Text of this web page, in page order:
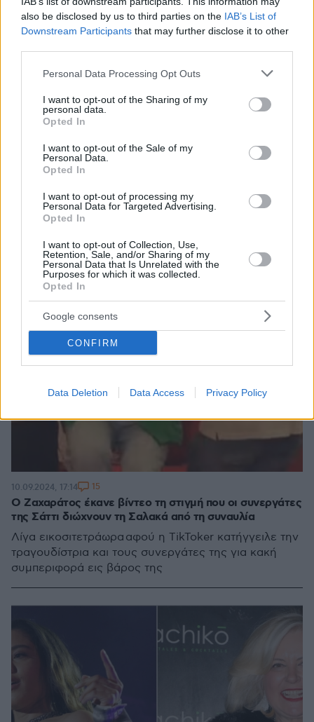
also be disclosed by us to third parties on the IAB’s List of
Downstream Participants that may further disclose it to other
Please note that this website/app uses one or more Google
not limited to your visit or usage behaviour. You may click to
grant or deny consent to Google and its third-party tags to
use your data for below specified purposes in below Google
consent section.
Personal Data Processing Opt Outs
I want to opt-out of the Sharing of my
personal data.
Opted In
I want to opt-out of the Sale of my
Personal Data.
Opted In
I want to opt-out of processing my
Personal Data for Targeted Advertising.
Opted In
I want to opt-out of Collection, Use,
Retention, Sale, and/or Sharing of my
Personal Data that Is Unrelated with the
Purposes for which it was collected.
Opted In
Google consents
CONFIRM
Data Deletion Data Access Privacy Policy
Εγώ πήγα στη Βίσση και με έδειρε, απαντά ο Καναράκης
για το beef Σαλακά και Σάττι
Το χιουμοριστικό βίντεο του ηθοποιού μετά τις
καταγγελίες της TikToker για την τραγουδίστρια
12.09.2024, 09:12 2
Ο Ζαχαράτος έκανε βίντεο τη στιγμή που οι συνεργάτες
της Σάττι διώχνουν τη Σαλακά από τη συναυλία
Λίγα εικοσιτετράωρα αφού η TikToker κατήγγειλε την
τραγουδίστρια και τους συνεργάτες της για κακή
συμπεριφορά εις βάρος της
10.09.2024, 17:14 15